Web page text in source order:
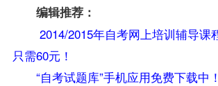
编辑推荐：
2014/2015年自考网上培训辅导课
只需60元！
“自考试题库”手机应用免费下载中